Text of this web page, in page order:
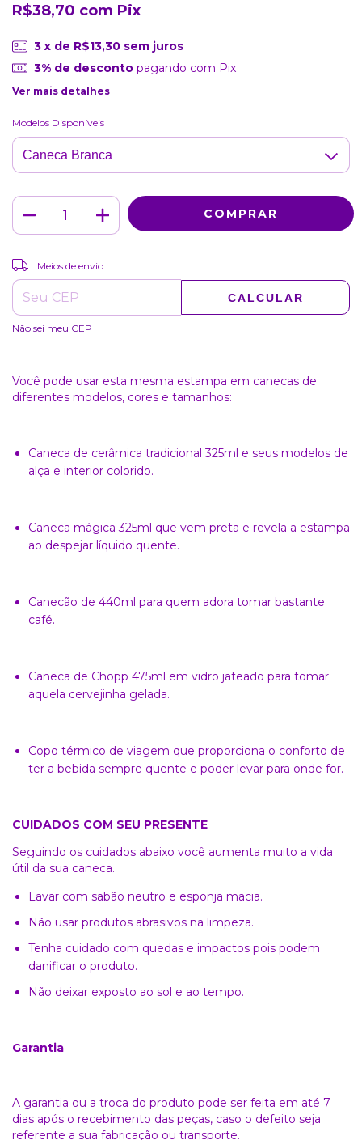
R$38,70 com Pix
3 x de R$13,30 sem juros
3% de descontopagando com Pix
Ver mais detalhes
Modelos Disponíveis
Entregas para o CEP:
Meios de envio
CALCULAR
Não sei meu CEP
Você pode usar esta mesma estampa em canecas de
diferentes modelos, cores e tamanhos:
Caneca de cerâmica tradicional 325ml e seus modelos de
alça e interior colorido.
Caneca mágica 325ml que vem preta e revela a estampa
ao despejar líquido quente.
Canecão de 440ml para quem adora tomar bastante
café.
Caneca de Chopp 475ml em vidro jateado para tomar
aquela cervejinha gelada.
Copo térmico de viagem que proporciona o conforto de
ter a bebida sempre quente e poder levar para onde for.
CUIDADOS COM SEU PRESENTE
Seguindo os cuidados abaixo você aumenta muito a vida
útil da sua caneca.
Lavar com sabão neutro e esponja macia.
Não usar produtos abrasivos na limpeza.
Tenha cuidado com quedas e impactos pois podem
danificar o produto.
Não deixar exposto ao sol e ao tempo.
Garantia
A garantia ou a troca do produto pode ser feita em até 7
dias após o recebimento das peças, caso o defeito seja
referente a sua fabricação ou transporte.